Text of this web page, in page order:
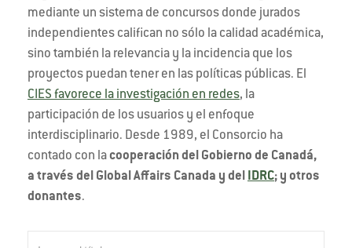
mediante un sistema de concursos donde jurados
independientes califican no sólo la calidad académica,
sino también la relevancia y la incidencia que los
proyectos puedan tener en las políticas públicas. El
CIES favorece la investigación en redes, la
participación de los usuarios y el enfoque
interdisciplinario. Desde 1989, el Consorcio ha
contado con lacooperación del Gobierno de Canadá,
a través del Global Affairs Canada y del
IDRC; y otros
donantes.